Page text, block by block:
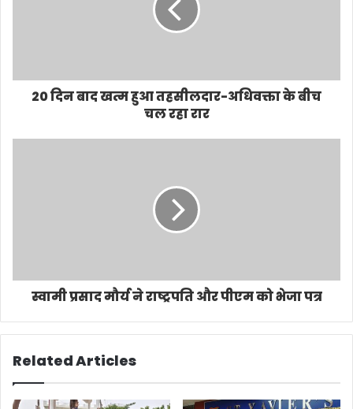
20 दिन बाद खत्म हुआ तहसीलदार-अधिवक्ता के बीच
चल रहा रार
स्वामी प्रसाद मौर्य ने राष्ट्रपति और पीएम को भेजा पत्र
Related Articles